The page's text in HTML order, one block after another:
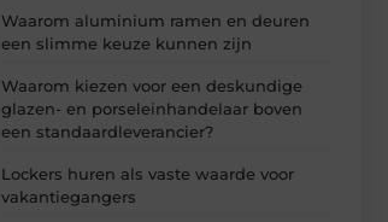
Waarom aluminium ramen en deuren
een slimme keuze kunnen zijn
Waarom kiezen voor een deskundige
glazen- en porseleinhandelaar boven
een standaardleverancier?
Lockers huren als vaste waarde voor
vakantiegangers